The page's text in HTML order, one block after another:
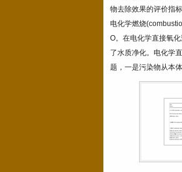
物去除效果的评价指
电化学燃烧
O。在电化学直接氧
了水质净化。电化学
题，一是污染物从本